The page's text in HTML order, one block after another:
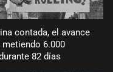
contada, el avance
6.000
82 días